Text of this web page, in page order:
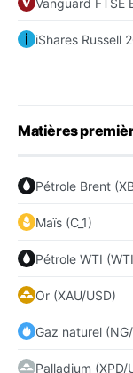
iShares Russell
Matières
Pétrole Brent
Maïs (C_1)
Pétrole WTI
Or (XAU/USD)
Gaz naturel
Palladium (XPD/